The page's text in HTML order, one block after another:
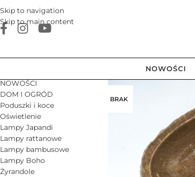
Skip to navigation
Skip to main content
NOWOŚCI
NOWOŚCI
DOM I OGRÓD
Poduszki i koce
Oświetlenie
Lampy Japandi
Lampy rattanowe
Lampy bambusowe
Lampy Boho
Żyrandole
BRAK